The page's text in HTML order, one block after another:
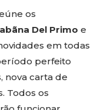
os
Del Primo e
em todas
perfeito
nova carta de
Todos os